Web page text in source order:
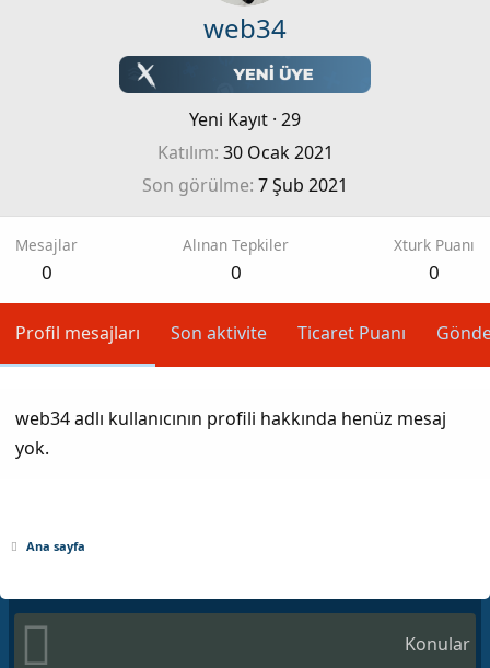
web34
Yeni Kayıt · 29
Katılım 30 Ocak 2021
Son görülme 7 Şub 2021
Mesajlar
0
Alınan Tepkiler
0
Xturk Puanı
0
Profil mesajları Son aktivite Ticaret Puanı
web34 adlı kullanıcının profili hakkında henüz mesaj
yok.
Ana sayfa
Konular